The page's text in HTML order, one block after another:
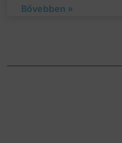
Bővebben »